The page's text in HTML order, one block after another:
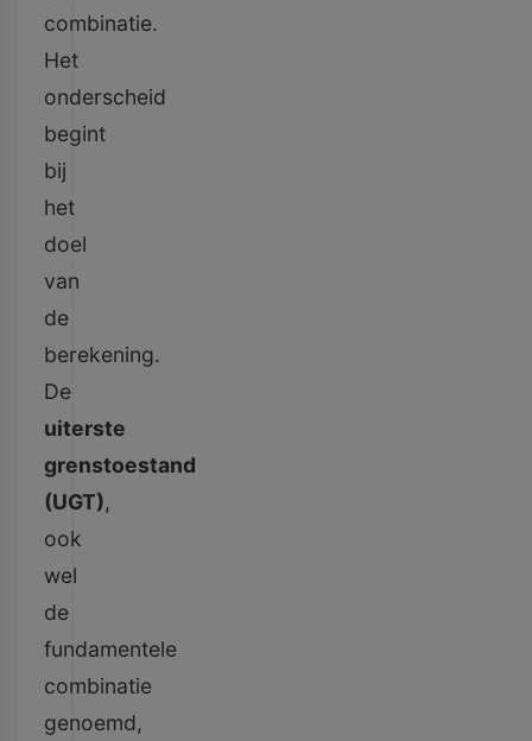
combinatie.
Het
onderscheid
begint
bij
het
doel
van
de
berekening.
De
uiterste
grenstoestand
(UGT),
ook
wel
de
fundamentele
combinatie
genoemd,